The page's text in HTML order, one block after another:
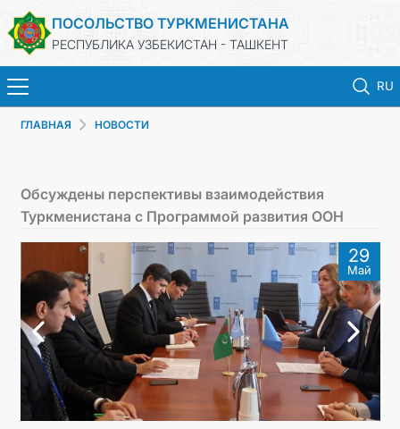
ПОСОЛЬСТВО ТУРКМЕНИСТАНА
РЕСПУБЛИКА УЗБЕКИСТАН - ТАШКЕНТ
RU
ТУРКМЕНИСТАН
КОНСУЛЬСКИЕ УСЛУГИ
МИД
КОНТАКТНЫЕ ДАННЫЕ
ГЛАВНАЯ НОВОСТИ
Обсуждены перспективы взаимодействия
Туркменистана с Программой развития ООН
29
Май